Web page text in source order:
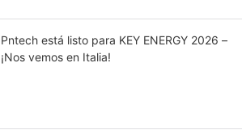
Pntech está listo para KEY ENERGY 2026 –
¡Nos vemos en Italia!